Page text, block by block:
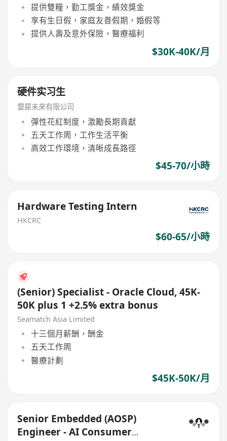
提供雙糧，勤工獎金，績效獎金
享有生日假，家庭友善假期，婚假等
提供人壽及意外保險，醫療福利
$30K-40K/月
硬件实习生
靈犀未來有限公司
彈性花紅制度，激勵長期貢獻
五天工作周，工作生活平衡
高效工作環境，清晰成長路徑
$45-70/小時
Hardware Testing Intern
HKCRC
$60-65/小時
(Senior) Specialist - Oracle Cloud, 45K-
50K plus 1 +2.5% extra bonus
Seamatch Asia Limited
十三個月薪酬，酬金
五天工作周
醫療計劃
$45K-50K/月
Senior Embedded (AOSP)
Engineer - AI Consumer